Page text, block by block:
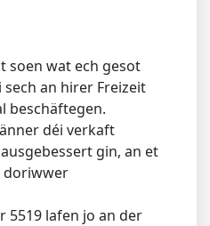
soen wat ech gesot
an hirer Freizeit
beschäftegen.
déi verkaft
gin, an et
doriwwer
5519 lafen jo an der